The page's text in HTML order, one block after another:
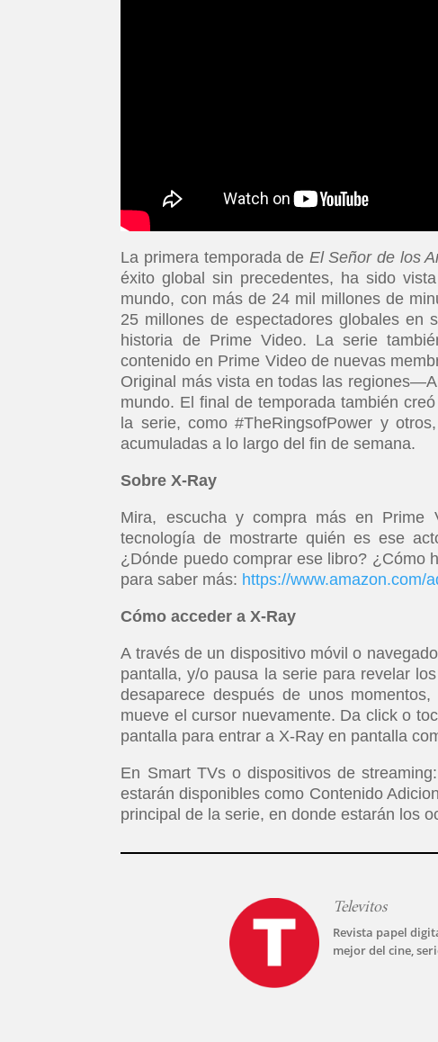
La primera temporada de El Señor de los
éxito global sin precedentes, ha sido
mundo, con más de 24 mil millones de
25 millones de espectadores globales en
historia de Prime Video. La serie
contenido en Prime Video de nuevas
Original más vista en todas las
mundo. El final de temporada también
la serie, como #TheRingsofPower y
acumuladas a lo largo del fin de semana.
Sobre X-Ray
Mira, escucha y compra más en Prime
tecnología de mostrarte quién es ese
¿Dónde puedo comprar ese libro? ¿Cómo
para saber más: https://www.amazon.com/
Cómo acceder a X-Ray
A través de un dispositivo móvil o
pantalla, y/o pausa la serie para revelar
desaparece después de unos
mueve el cursor nuevamente. Da click o
pantalla para entrar a X-Ray en pantalla
En Smart TVs o dispositivos de
estarán disponibles como Contenido
principal de la serie, en donde estarán los
Televitos
Revista papel
mejor del cine,